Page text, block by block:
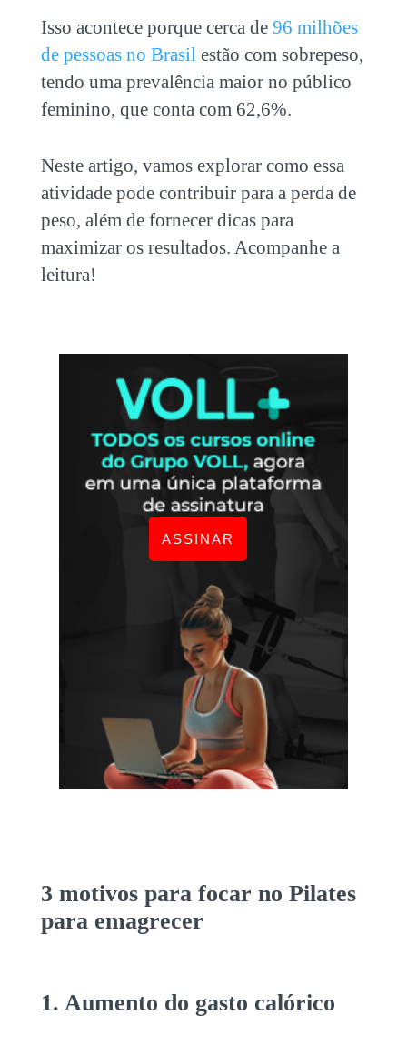
Isso acontece porque cerca de 96 milhões
de pessoas no Brasilestão com sobrepeso,
tendo uma prevalência maior no público
feminino, que conta com 62,6%.
Neste artigo, vamos explorar como essa
atividade pode contribuir para a perda de
peso, além de fornecer dicas para
maximizar os resultados. Acompanhe a
leitura!
ASSINAR
3 motivos para focar no Pilates
para emagrecer
1. Aumento do gasto calórico